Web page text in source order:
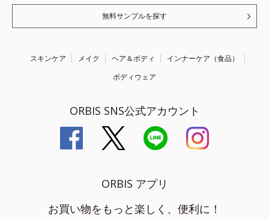
無料サンプルを探す
スキンケア メイク ヘア＆ボディ
インナーケア（食品）
ボディウェア
ORBIS SNS公式アカウント
ORBIS アプリ
お買い物をもっと楽しく、便利に！